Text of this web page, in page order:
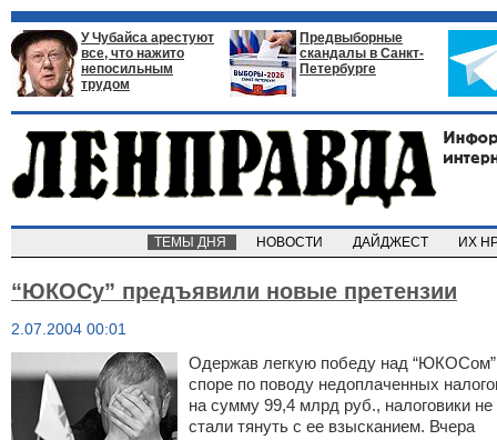
У Чубайса арестуют
все, что нажито
непосильным
трудом
Предвыборные
скандалы в Санкт-
Петербурге
ТЕМЫ ДНЯ НОВОСТИ ДАЙДЖЕСТ ИХ
“ЮКОСу” предъявили новые претензии
2.07.2004 00:01
Одержав легкую победу над
споре по поводу недоплаченных
на сумму 99,4 млрд руб., налоговики не
стали тянуть с ее взысканием. Вчера